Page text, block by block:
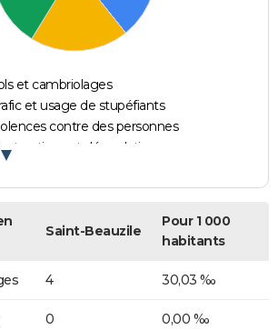
et cambriolages
et usage de stupéfiants
contre des personnes
et dégradations
Saint-Beauzile
Pour 1 000
habitants
4 30,03 ‰
0 0,00 ‰